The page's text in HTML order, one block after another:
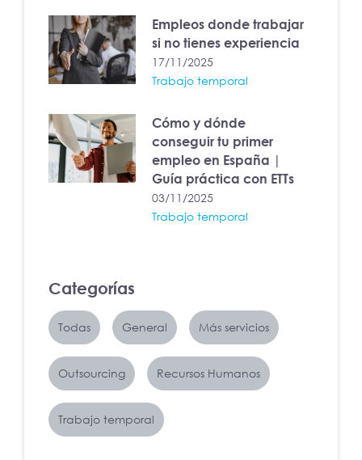
Empleos donde trabajar
si no tienes experiencia
17/11/2025
Trabajo temporal
Cómo y dónde
conseguir tu primer
empleo en España |
Guía práctica con ETTs
03/11/2025
Trabajo temporal
Categorías
Todas General Más servicios
Outsourcing Recursos Humanos
Trabajo temporal